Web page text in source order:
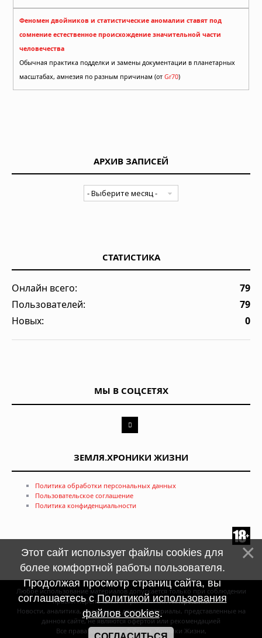
Феномен двойников и статистические аномалии ставят под
сомнение естественное происхождение значительной части
человечества
Обычная практика подделки и замены документации в планетарных
масштабах, амнезия по разным причинам (от Gr70)
АРХИВ ЗАПИСЕЙ
СТАТИСТИКА
Онлайн всего:
79
Пользователей:
79
Новых:
0
МЫ В СОЦСЕТЯХ
ЗЕМЛЯ.ХРОНИКИ ЖИЗНИ
Политика обработки персональных данных
Пользовательское соглашение
Политика конфиденциальности
Любое использование материалов допускается только при соблюдении
правил перепечатки и при наличиигиперссылки
Новости, аналитика, прогнозы и другие материалы, представленные на
данном сайте, не являются офертой или рекомендацией
Все права защищены © Земля. Хроники Жизни,
Этот сайт использует файлы cookies для
более комфортной работы пользователя.
Продолжая просмотр страниц сайта, вы
соглашаетесь сПолитикой использования
файлов cookies.